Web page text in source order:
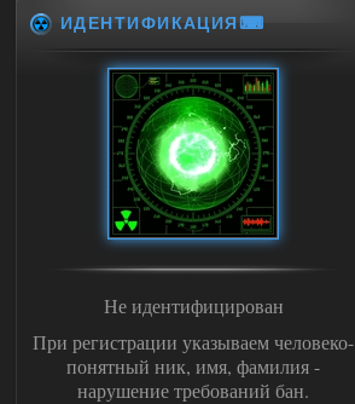
ИДЕНТИФИКАЦИЯ⌨
Не идентифицирован
При регистрации указываем человеко-
понятный ник, имя, фамилия -
нарушение требований бан.